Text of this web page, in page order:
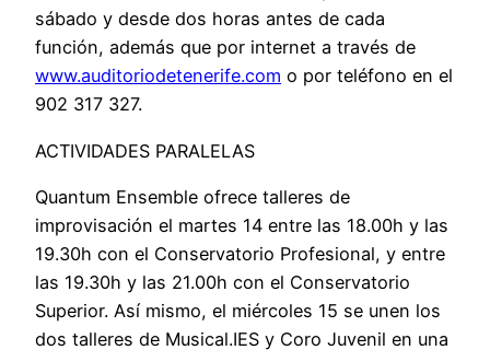
sábado y desde dos horas antes de cada
función, además que por internet a través de
www.auditoriodetenerife.com o por teléfono en el
902 317 327.
ACTIVIDADES PARALELAS
Quantum Ensemble ofrece talleres de
improvisación el martes 14 entre las 18.00h y las
19.30h con el Conservatorio Profesional, y entre
las 19.30h y las 21.00h con el Conservatorio
Superior. Así mismo, el miércoles 15 se unen los
dos talleres de Musical.IES y Coro Juvenil en una